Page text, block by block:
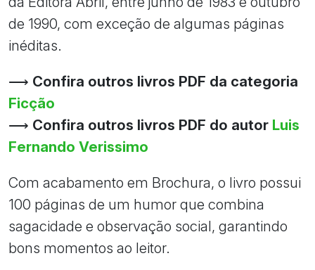
de 1990, com exceção de algumas páginas
inéditas.
⟶ Confira outros livros PDF da categoria
Ficção
⟶ Confira outros livros PDF do autor Luis
Fernando Verissimo
Com acabamento em Brochura, o livro possui
100 páginas de um humor que combina
sagacidade e observação social, garantindo
bons momentos ao leitor.